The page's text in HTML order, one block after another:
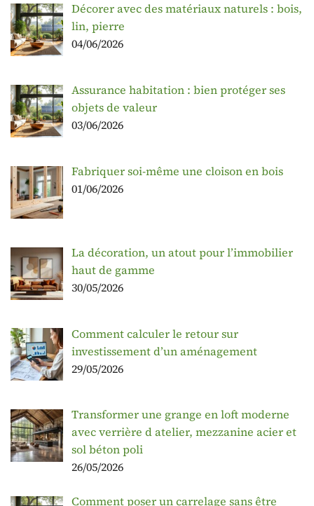
Décorer avec des matériaux naturels : bois,
lin, pierre
04/06/2026
Assurance habitation : bien protéger ses
objets de valeur
03/06/2026
Fabriquer soi-même une cloison en bois
01/06/2026
La décoration, un atout pour l’immobilier
haut de gamme
30/05/2026
Comment calculer le retour sur
investissement d’un aménagement
29/05/2026
Transformer une grange en loft moderne
avec verrière d atelier, mezzanine acier et
sol béton poli
26/05/2026
Comment poser un carrelage sans être